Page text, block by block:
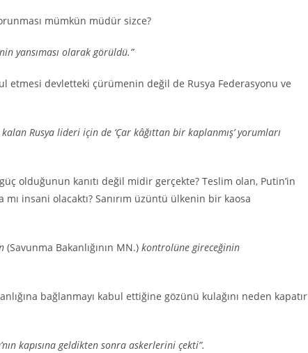
mümkün müdür sizce?
yansıması olarak görüldü.”
etmesi devletteki çürümenin değil de Rusya Federasyonu ve
Rusya lideri için de ‘Çar kâğıttan bir kaplanmış’ yorumları
olduğunun kanıtı değil midir gerçekte? Teslim olan, Putin’in
insani olacaktı? Sanırım üzüntü ülkenin bir kaosa
(Savunma Bakanlığının MN.) kontrolüne gireceğinin
bağlanmayı kabul ettiğine gözünü kulağını neden kapatır
kapısına geldikten sonra askerlerini çekti”.